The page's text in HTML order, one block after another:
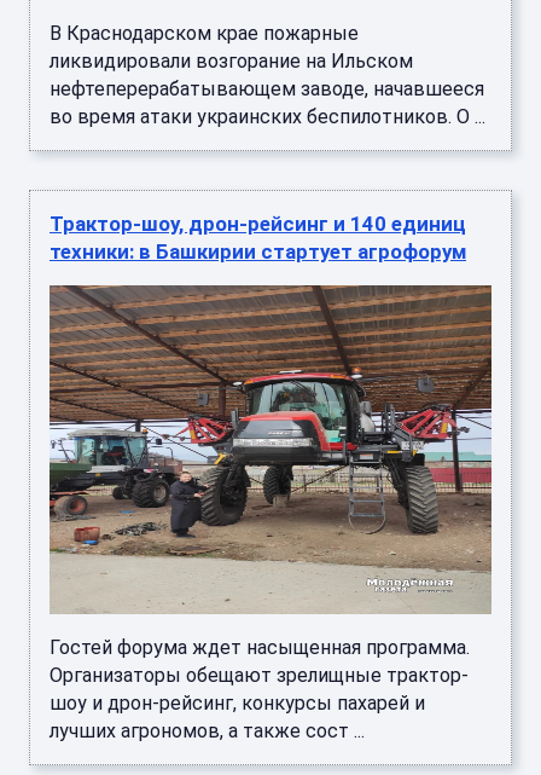
ликвидировали возгорание на Ильском
нефтеперерабатывающем заводе, начавшееся
во время атаки украинских беспилотников. О ...
техники: в Башкирии стартует агрофорум
Организаторы обещают зрелищные трактор-
шоу и дрон-рейсинг, конкурсы пахарей и
лучших агрономов, а также сост ...